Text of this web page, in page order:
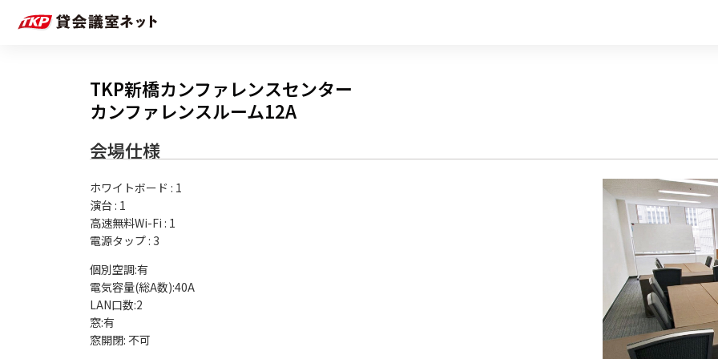
TKP新橋カンファレンスセンター
カンファレンスルーム12A
会場仕様
ホワイトボード : 1
演台 : 1
高速無料Wi-Fi : 1
電源タップ : 3
個別空調:有
電気容量(総A数):40A
LAN口数:2
窓:有